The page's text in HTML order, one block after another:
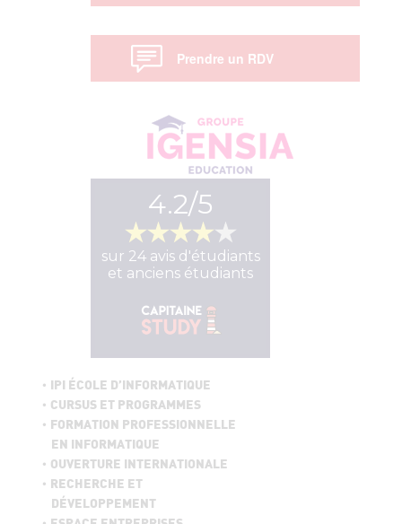
Prendre un RDV
IPI ÉCOLE D’INFORMATIQUE
CURSUS ET PROGRAMMES
FORMATION PROFESSIONNELLE
EN INFORMATIQUE
OUVERTURE INTERNATIONALE
RECHERCHE ET
DÉVELOPPEMENT